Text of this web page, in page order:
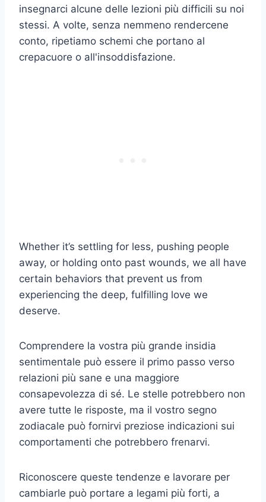
insegnarci alcune delle lezioni più difficili su noi
stessi. A volte, senza nemmeno rendercene
conto, ripetiamo schemi che portano al
crepacuore o all'insoddisfazione.
Whether it’s settling for less, pushing people
away, or holding onto past wounds, we all have
certain behaviors that prevent us from
experiencing the deep, fulfilling love we
deserve.
Comprendere la vostra più grande insidia
sentimentale può essere il primo passo verso
relazioni più sane e una maggiore
consapevolezza di sé. Le stelle potrebbero non
avere tutte le risposte, ma il vostro segno
zodiacale può fornirvi preziose indicazioni sui
comportamenti che potrebbero frenarvi.
Riconoscere queste tendenze e lavorare per
cambiarle può portare a legami più forti, a